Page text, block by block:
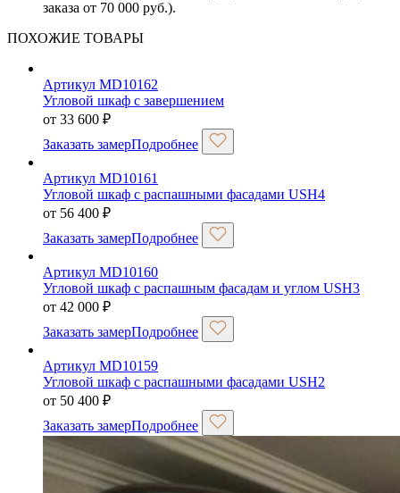
заказа от 70 000 руб.).
ПОХОЖИЕ ТОВАРЫ
Артикул MD10162
Угловой шкаф с завершением
от 33 600 ₽
Заказать замерПодробнее
Артикул MD10161
Угловой шкаф с распашными фасадами USH4
от 56 400 ₽
Заказать замерПодробнее
Артикул MD10160
Угловой шкаф с распашным фасадам и углом USH3
от 42 000 ₽
Заказать замерПодробнее
Артикул MD10159
Угловой шкаф с распашными фасадами USH2
от 50 400 ₽
Заказать замерПодробнее